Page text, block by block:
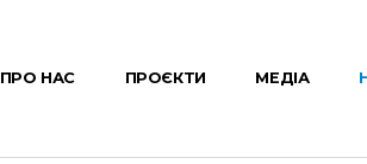
ПРО НАС ПРОЄКТИ МЕДІА